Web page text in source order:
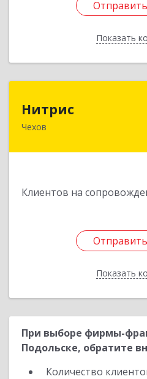
Показать
Нитрис
Чехов
Клиентов на
Показать
142350, Московская
При выборе фирмы-
Подольске, обратите
Количество